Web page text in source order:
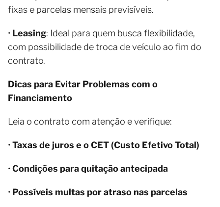
fixas e parcelas mensais previsíveis.
• Leasing: Ideal para quem busca flexibilidade,
com possibilidade de troca de veículo ao fim do
contrato.
Dicas para Evitar Problemas com o
Financiamento
Leia o contrato com atenção e verifique:
•Taxas de juros e o CET (Custo Efetivo Total)
•Condições para quitação antecipada
• Possíveis multas por atraso nas parcelas